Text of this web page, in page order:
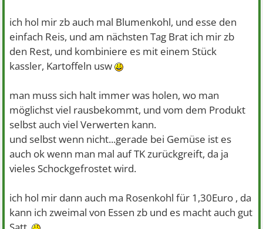
ich hol mir zb auch mal Blumenkohl, und esse den
einfach Reis, und am nächsten Tag Brat ich mir zb
den Rest, und kombiniere es mit einem Stück
kassler, Kartoffeln usw
man muss sich halt immer was holen, wo man
möglichst viel rausbekommt, und vom dem Produkt
selbst auch viel Verwerten kann.
und selbst wenn nicht...gerade bei Gemüse ist es
auch ok wenn man mal auf TK zurückgreift, da ja
vieles Schockgefrostet wird.
ich hol mir dann auch ma Rosenkohl für 1,30Euro , da
kann ich zweimal von Essen zb und es macht auch gut